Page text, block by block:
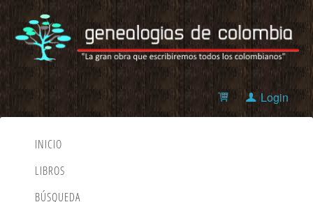
Login
INICIO
LIBROS
BÚSQUEDA